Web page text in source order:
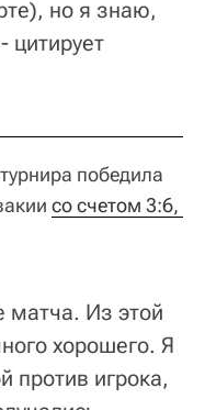
но я знаю,
цитирует
победила
со счетом 3:6,
матча. Из этой
хорошего. Я
против игрока,